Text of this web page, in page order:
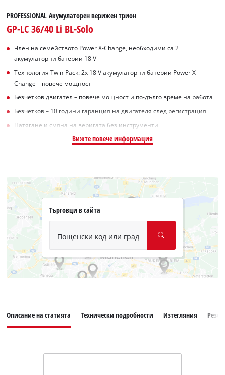
PROFESSIONAL Акумулаторен верижен трион
GP-LC 36/40 Li BL-Solo
Член на семейството Power X-Change, необходими са 2
акумулаторни батерии 18 V
Технология Twin-Pack: 2x 18 V акумулаторни батерии Power X-
Change – повече мощност
Безчетков двигател – повече мощност и по-дълго време на работа
Безчетков – 10 години гаранция на двигателя след регистрация
Натягане и смяна на веригата без инструменти
Вижте повече информация
Търговци в сайта
Пощенски код или град
Описание на статията Технически подробности Изтегляния